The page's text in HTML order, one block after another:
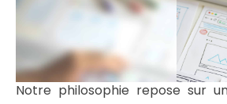
Notre philosophie repose sur